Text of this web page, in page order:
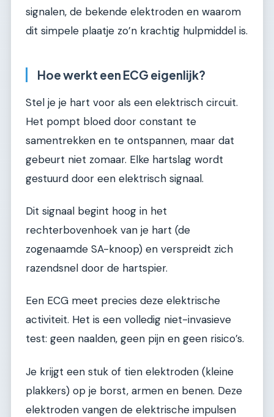
signalen, de bekende elektroden en waarom
dit simpele plaatje zo’n krachtig hulpmiddel is.
Hoe werkt een ECG eigenlijk?
Stel je je hart voor als een elektrisch circuit.
Het pompt bloed door constant te
samentrekken en te ontspannen, maar dat
gebeurt niet zomaar. Elke hartslag wordt
gestuurd door een elektrisch signaal.
Dit signaal begint hoog in het
rechterbovenhoek van je hart (de
zogenaamde SA-knoop) en verspreidt zich
razendsnel door de hartspier.
Een ECG meet precies deze elektrische
activiteit. Het is een volledig niet-invasieve
test: geen naalden, geen pijn en geen risico’s.
Je krijgt een stuk of tien elektroden (kleine
plakkers) op je borst, armen en benen. Deze
elektroden vangen de elektrische impulsen